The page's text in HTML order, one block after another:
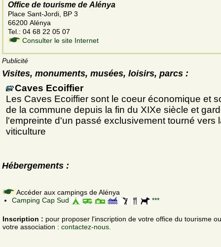
Office de tourisme de Alénya
Place Sant-Jordi, BP 3
66200 Alénya
Tel.: 04 68 22 05 07
Consulter le site Internet
Publicité
Visites, monuments, musées, loisirs, parcs :
Caves Ecoiffier
Les Caves Ecoiffier sont le coeur économique et
de la commune depuis la fin du XIXe siècle et
l'empreinte d'un passé exclusivement tourné vers
viticulture
Hébergements :
Accéder aux campings de Alénya
Camping Cap Sud
***
Inscription : pour proposer l'inscription de votre office du tourisme
votre association : contactez-nous.